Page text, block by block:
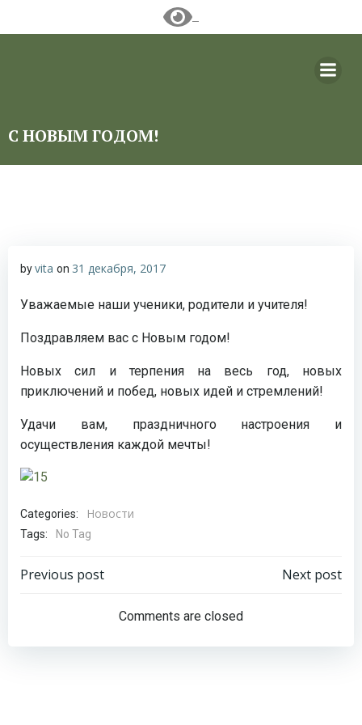
С НОВЫМ ГОДОМ!
byvita on 31 декабря, 2017
Уважаемые наши ученики, родители и учителя!
Поздравляем вас с Новым годом!
Новых сил и терпения на весь год, новых
приключений и побед, новых идей и стремлений!
Удачи вам, праздничного настроения и
осуществления каждой мечты!
Categories: Новости
Tags: No Tag
Навигация
записям
Previous post
Навигация
по
записям
Next post
Comments are closed